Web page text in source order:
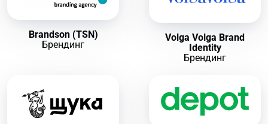
Brandson (TSN)
Брендинг
Volga Volga Brand
Identity
Брендинг